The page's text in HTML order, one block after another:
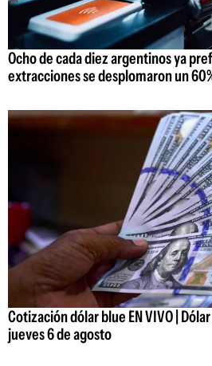
Ocho de cada diez argentinos ya
extracciones se desplomaron un
Cotización dólar blue EN VIVO |
jueves 6 de agosto